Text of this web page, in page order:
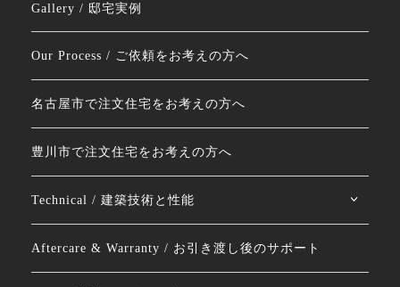
Gallery / 邸宅実例
Our Process / ご依頼をお考えの方へ
名古屋市で注文住宅をお考えの方へ
豊川市で注文住宅をお考えの方へ
Technical / 建築技術と性能
Aftercare & Warranty / お引き渡し後のサポート